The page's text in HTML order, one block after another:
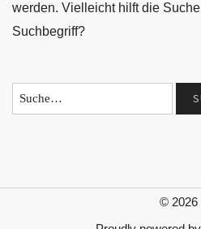
werden. Vielleicht hilft die
Suchbegriff?
© 2026